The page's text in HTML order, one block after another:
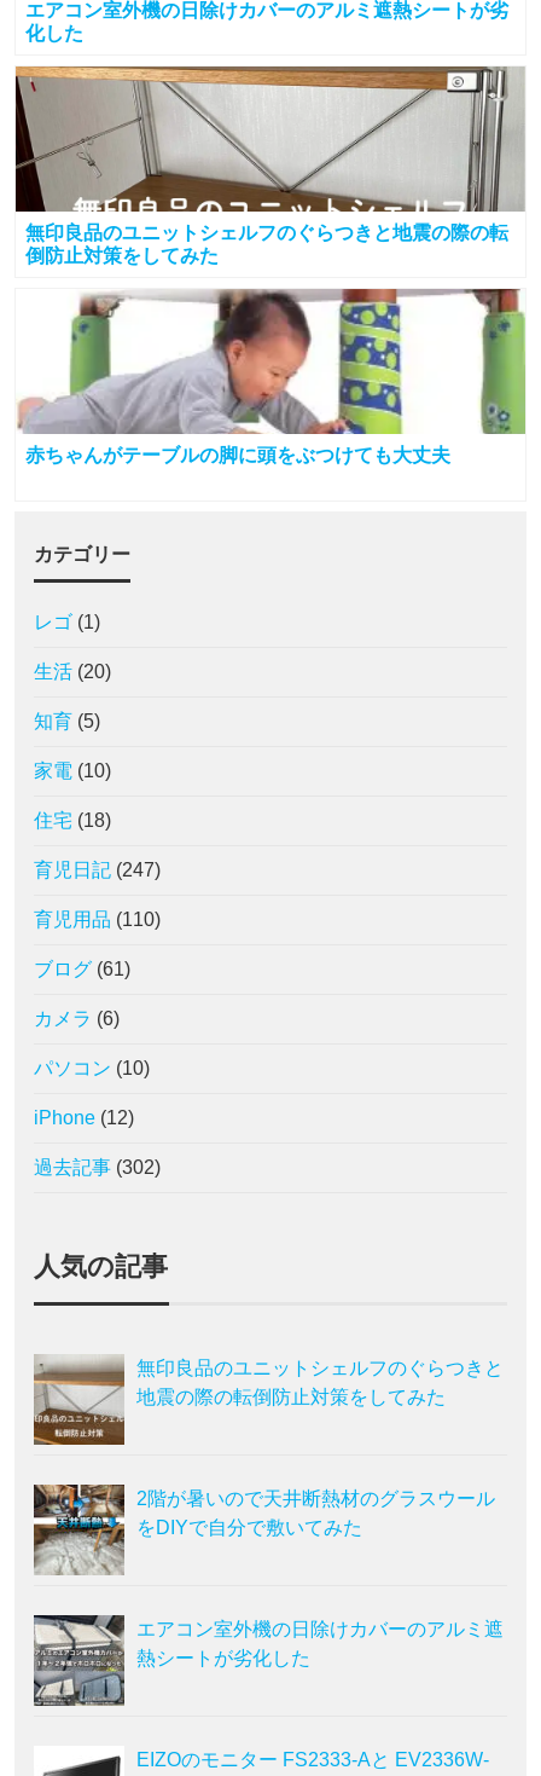
エアコン室外機の日除けカバーのアルミ遮熱シートが劣
化した
無印良品のユニットシェルフのぐらつきと地震の際の転
倒防止対策をしてみた
赤ちゃんがテーブルの脚に頭をぶつけても大丈夫
カテゴリー
レゴ (1)
生活 (20)
知育 (5)
家電 (10)
住宅 (18)
育児日記 (247)
育児用品 (110)
ブログ (61)
カメラ (6)
パソコン (10)
iPhone (12)
過去記事 (302)
人気の記事
無印良品のユニットシェルフのぐらつきと
地震の際の転倒防止対策をしてみた
2階が暑いので天井断熱材のグラスウール
をDIYで自分で敷いてみた
エアコン室外機の日除けカバーのアルミ遮
熱シートが劣化した
EIZOのモニター FS2333-Aと EV2336W-